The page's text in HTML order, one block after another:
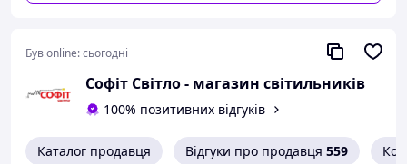
Був online:сьогодні
Софіт Світло - магазин світильників
100% позитивних відгуків
Каталог продавця Відгуки про продавця 559